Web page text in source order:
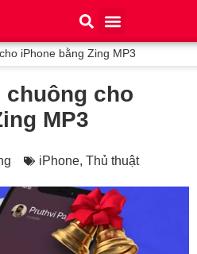
iPhone bằng Zing MP3
chuông cho
MP3
iPhone, Thủ thuật